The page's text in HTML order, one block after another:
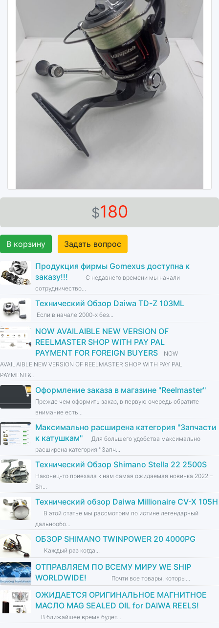
$180
В корзину Задать вопрос
Продукция фирмы Gomexus доступна к
заказу!!!
С недавнего времени мы начали
сотрудничество...
Технический Обзор Daiwa TD-Z 103ML
Если в начале 2000-х без...
NOW AVAILAIBLE NEW VERSION OF
REELMASTER SHOP WITH PAY PAL
PAYMENT FOR FOREIGN BUYERS
NOW
AVAILAIBLE NEW VERSION OF REELMASTER SHOP WITH PAY PAL
PAYMENT&...
Оформление заказа в магазине ''Reelmaster''
Прежде чем оформить заказ, в первую очередь обратите
внимание есть...
Максимально расширена категория ''Запчасти
к катушкам''
Для большего удобства максимально
расширена категория ''Запч...
Технический Обзор Shimano Stella 22 2500S
Наконец-то приехала к нам самая ожидаемая новинка 2022 –
Sh...
Технический обзор Daiwa Millionaire CV-X 105H
В этой статье мы рассмотрим по истине легендарный
дальнообо...
ОБЗОР SHIMANO TWINPOWER 20 4000PG
Каждый раз когда...
ОТПРАВЛЯЕМ ПО ВСЕМУ МИРУ WE SHIP
WORLDWIDE!
Почти все товары, которы...
ОЖИДАЕТСЯ ОРИГИНАЛЬНОЕ МАГНИТНОЕ
МАСЛО MAG SEALED OIL for DAIWA REELS!
В ближайшее время будет...